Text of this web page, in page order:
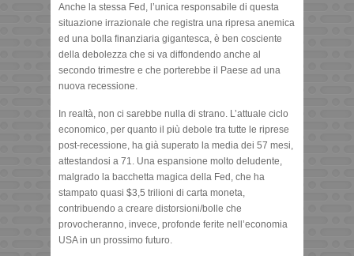
Anche la stessa Fed, l’unica responsabile di questa
situazione irrazionale che registra una ripresa anemica
ed una bolla finanziaria gigantesca, è ben cosciente
della debolezza che si va diffondendo anche al
secondo trimestre e che porterebbe il Paese ad una
nuova recessione.
In realtà, non ci sarebbe nulla di strano. L’attuale ciclo
economico, per quanto il più debole tra tutte le riprese
post-recessione, ha già superato la media dei 57 mesi,
attestandosi a 71. Una espansione molto deludente,
malgrado la bacchetta magica della Fed, che ha
stampato quasi $3,5 trilioni di carta moneta,
contribuendo a creare distorsioni/bolle che
provocheranno, invece, profonde ferite nell’economia
USA in un prossimo futuro.